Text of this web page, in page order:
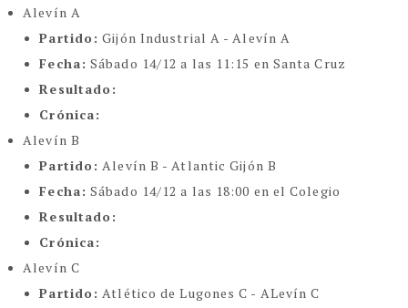
Alevín A
Partido: Gijón Industrial A - Alevín A
Fecha: Sábado 14/12 a las 11:15 en Santa Cruz
Resultado:
Crónica:
Alevín B
Partido: Alevín B - Atlantic Gijón B
Fecha: Sábado 14/12 a las 18:00 en el Colegio
Resultado:
Crónica:
Alevín C
Partido: Atlético de Lugones C - ALevín C